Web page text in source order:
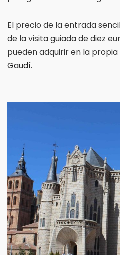
El precio de la entrada
de la visita guiada de diez
pueden adquirir en la propia
Gaudí.